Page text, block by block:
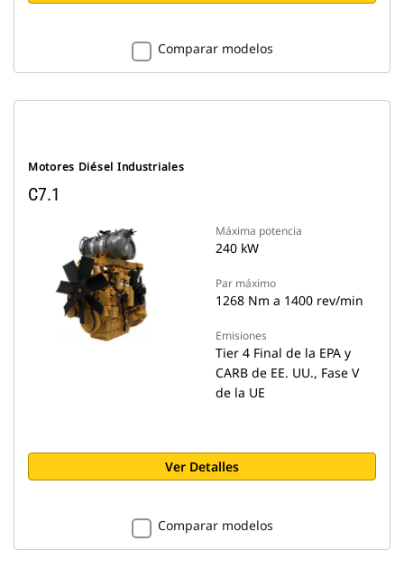
Comparar modelos
Motores Diésel Industriales
C7.1
Máxima potencia
240 kW
Par máximo
1268 Nm a 1400 rev/min
Emisiones
Tier 4 Final de la EPA y
CARB de EE. UU., Fase V
de la UE
Ver Detalles
Comparar modelos